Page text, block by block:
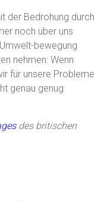
der Bedrohung durch
noch über uns
bewegung
nehmen: Wenn
für unsere Probleme
genau genug
des britischen